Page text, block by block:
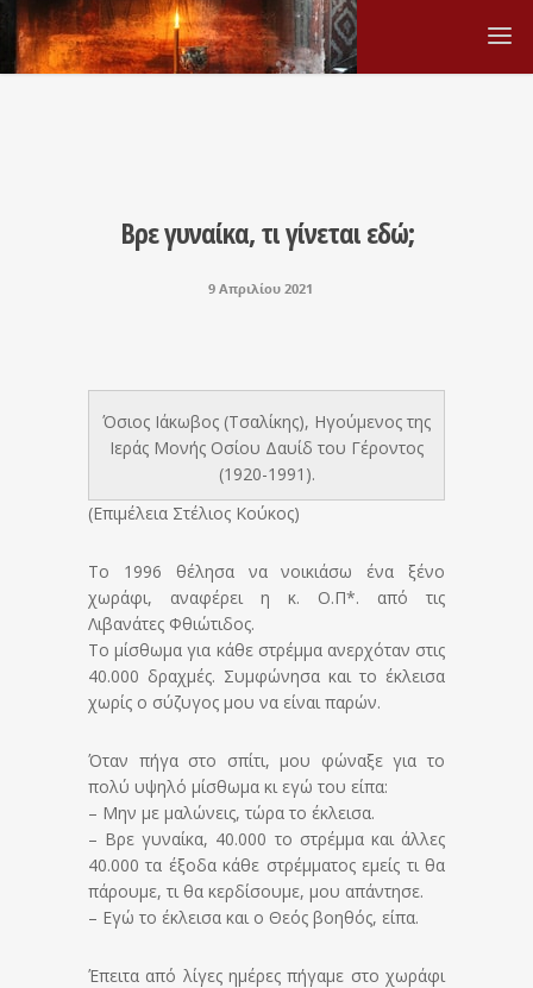
Βρε γυναίκα, τι γίνεται εδώ;
9 Απριλίου 2021
Όσιος Ιάκωβος (Τσαλίκης), Ηγούμενος της
Ιεράς Μονής Οσίου Δαυίδ του Γέροντος
(1920-1991).
(Επιμέλεια Στέλιος Κούκος)
Το 1996 θέλησα να νοικιάσω ένα ξένο
χωράφι, αναφέρει η κ. Ο.Π*. από τις
Λιβανάτες Φθιώτιδος.
Το μίσθωμα για κάθε στρέμμα ανερχόταν στις
40.000 δραχμές. Συμφώνησα και το έκλεισα
χωρίς ο σύζυγος μου να είναι παρών.
Όταν πήγα στο σπίτι, μου φώναξε για το
πολύ υψηλό μίσθωμα κι εγώ του είπα:
– Μην με μαλώνεις, τώρα το έκλεισα.
– Βρε γυναίκα, 40.000 το στρέμμα και άλλες
40.000 τα έξοδα κάθε στρέμματος εμείς τι θα
πάρουμε, τι θα κερδίσουμε, μου απάντησε.
– Εγώ το έκλεισα και ο Θεός βοηθός, είπα.
Έπειτα από λίγες ημέρες πήγαμε στο χωράφι